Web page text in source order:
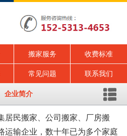
搬家服务 收费标准
常见问题 联系我们
企业简介
居民搬家、公司搬家、厂房搬
运输企业，数十年已为多个家庭